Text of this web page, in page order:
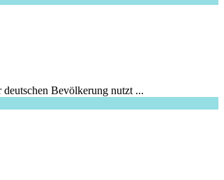
Bevölkerung nutzt ...